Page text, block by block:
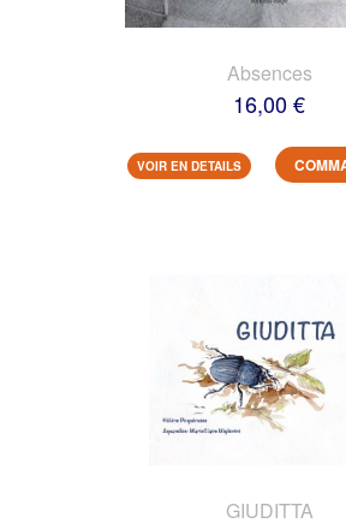
Absences
16,00 €
VOIR EN DETAILS
GIUDITTA